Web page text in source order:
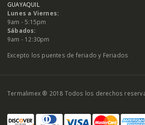
GUAYAQUIL
Lunes a Viernes:
9am - 5:15pm
Sábados:
9am - 12:30pm
Excepto los puentes de feriado y Feriados
Termalimex ® 2018 Todos los derechos